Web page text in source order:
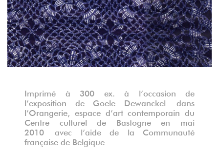
Imprimé à 300 ex. à l’occasion de
l’exposition de Goele Dewanckel dans
l’Orangerie, espace d’art contemporain du
Centre culturel de Bastogne en mai
2010 avec l’aide de la Communauté
française de Belgique